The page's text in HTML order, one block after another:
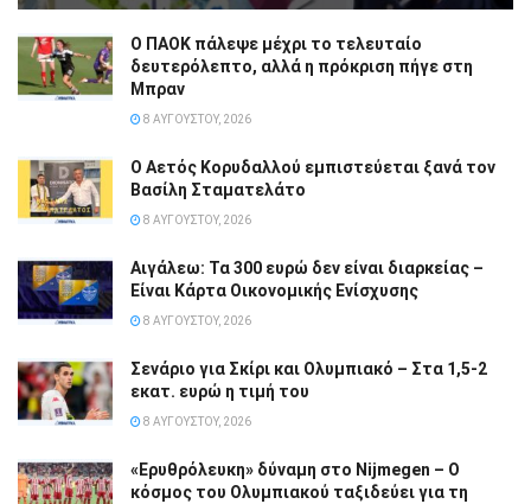
Ο ΠΑΟΚ πάλεψε μέχρι το τελευταίο
δευτερόλεπτο, αλλά η πρόκριση πήγε στη
Μπραν
8 ΑΥΓΟΎΣΤΟΥ, 2026
Ο Αετός Κορυδαλλού εμπιστεύεται ξανά τον
Βασίλη Σταματελάτο
8 ΑΥΓΟΎΣΤΟΥ, 2026
Αιγάλεω: Τα 300 ευρώ δεν είναι διαρκείας –
Είναι Κάρτα Οικονομικής Ενίσχυσης
8 ΑΥΓΟΎΣΤΟΥ, 2026
Σενάριο για Σκίρι και Ολυμπιακό – Στα 1,5-2
εκατ. ευρώ η τιμή του
8 ΑΥΓΟΎΣΤΟΥ, 2026
«Ερυθρόλευκη» δύναμη στο Nijmegen – Ο
κόσμος του Ολυμπιακού ταξιδεύει για τη